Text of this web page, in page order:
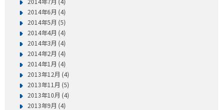
2014年6月 (4)
2014年5月 (5)
2014年4月 (4)
2014年3月 (4)
2014年2月 (4)
2014年1月 (4)
2013年12月 (4)
2013年11月 (5)
2013年10月 (4)
2013年9月 (4)